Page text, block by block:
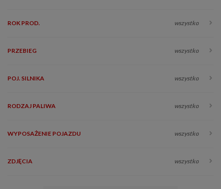
ROK PROD. wszystko
PRZEBIEG wszystko
POJ. SILNIKA wszystko
RODZAJ PALIWA wszystko
WYPOSAŻENIE POJAZDU wszystko
ZDJĘCIA wszystko